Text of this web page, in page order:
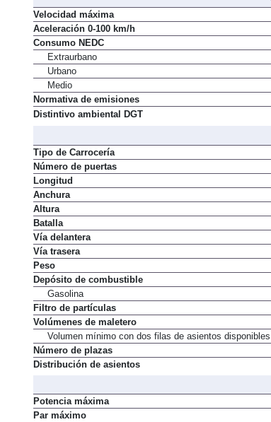
Velocidad máxima
Aceleración 0-100 km/h
Consumo NEDC
Extraurbano
Urbano
Medio
Normativa de emisiones
Distintivo ambiental DGT
Tipo de Carrocería
Número de puertas
Longitud
Anchura
Altura
Batalla
Vía delantera
Vía trasera
Peso
Depósito de combustible
Gasolina
Filtro de partículas
Volúmenes de maletero
Volumen mínimo con dos filas de asientos disponibles
Número de plazas
Distribución de asientos
Potencia máxima
Par máximo